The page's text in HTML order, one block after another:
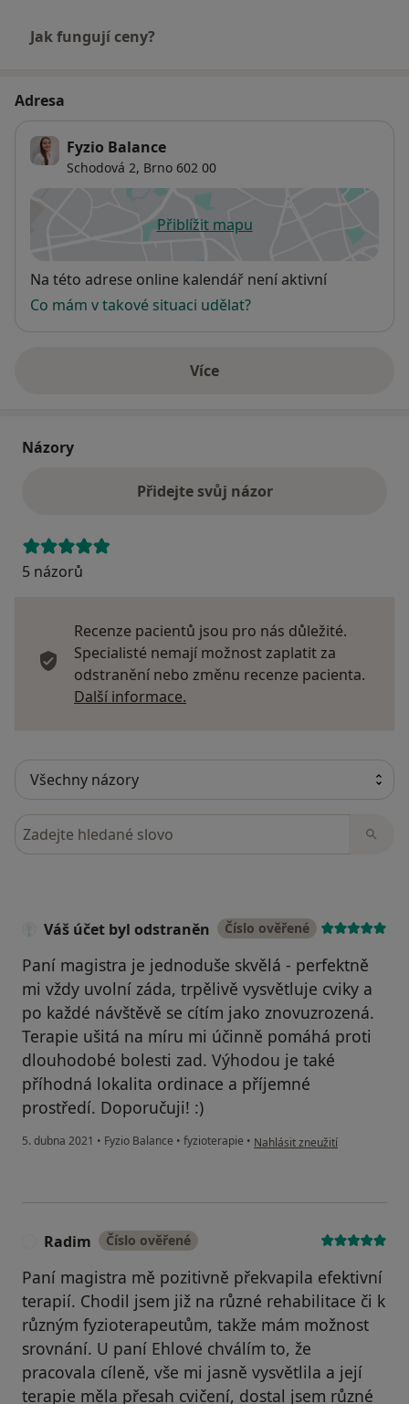
Jak fungují ceny?
Adresa
Fyzio Balance
Schodová 2, Brno 602 00
Přiblížit mapuse otevře v nové záložce
Dostupnost
Na této adrese online kalendář není aktivní
Co mám v takové situaci udělat?
Víceo adrese
Názory
Přidejte svůj názor
5 názorů
Recenze pacientů jsou pro nás důležité.
Specialisté nemají možnost zaplatit za
odstranění nebo změnu recenze pacienta.
Další informace.
Hledejte v názorech
Váš účet byl odstraněn Číslo ověřené
Paní magistra je jednoduše skvělá - perfektně
mi vždy uvolní záda, trpělivě vysvětluje cviky a
po každé návštěvě se cítím jako znovuzrozená.
Terapie ušitá na míru mi účinně pomáhá proti
dlouhodobé bolesti zad. Výhodou je také
příhodná lokalita ordinace a příjemné
prostředí. Doporučuji! :)
5. dubna 2021 • Fyzio Balance • fyzioterapie • podle názoru uživatele Váš
Nahlásit zneužití
Radim Číslo ověřené
Paní magistra mě pozitivně překvapila efektivní
terapií. Chodil jsem již na různé rehabilitace či k
různým fyzioterapeutům, takže mám možnost
srovnání. U paní Ehlové chválím to, že
pracovala cíleně, vše mi jasně vysvětlila a její
terapie měla přesah cvičení, dostal jsem různé